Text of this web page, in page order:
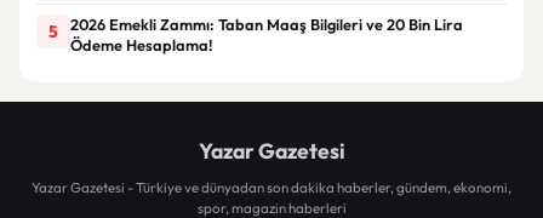
5
2026 Emekli Zammı: Taban Maaş Bilgileri ve 20 Bin Lira
Ödeme Hesaplama!
Yazar Gazetesi
Yazar Gazetesi - Türkiye ve dünyadan son dakika haberler, gündem, ekonomi,
spor, magazin haberleri